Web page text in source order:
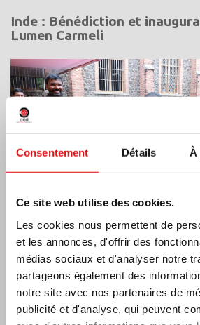
Consentement Détails À
Ce site web utilise des cookies.
Les cookies nous permettent de
et les annonces, d'offrir des
médias sociaux et d'analyser notre
partageons également des
notre site avec nos partenaires de
publicité et d'analyse, qui peuvent
Inde : Bénédiction et
Lumen Carmeli
Côte d’Ivoire: Double Jubilé